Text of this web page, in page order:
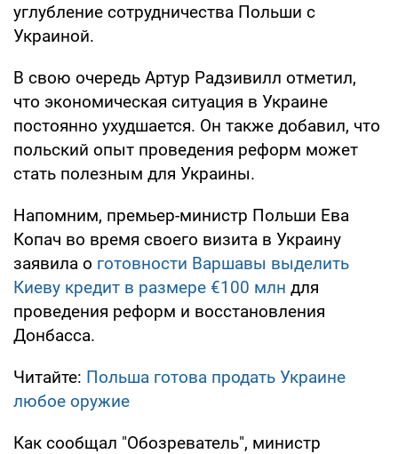
углубление сотрудничества Польши с
Украиной.
В свою очередь Артур Радзивилл отметил,
что экономическая ситуация в Украине
постоянно ухудшается. Он также добавил, что
польский опыт проведения реформ может
стать полезным для Украины.
Напомним, премьер-министр Польши Ева
Копач во время своего визита в Украину
заявила о готовности Варшавы выделить
Киеву кредит в размере €100 млн для
проведения реформ и восстановления
Донбасса.
Читайте: Польша готова продать Украине
любое оружие
Как сообщал "Обозреватель", министр